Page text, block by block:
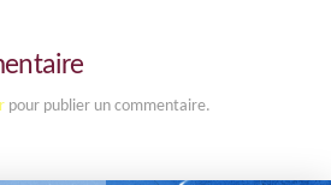
pour publier un commentaire.